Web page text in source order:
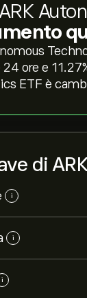
ore e
ETF è
di
i
i
i